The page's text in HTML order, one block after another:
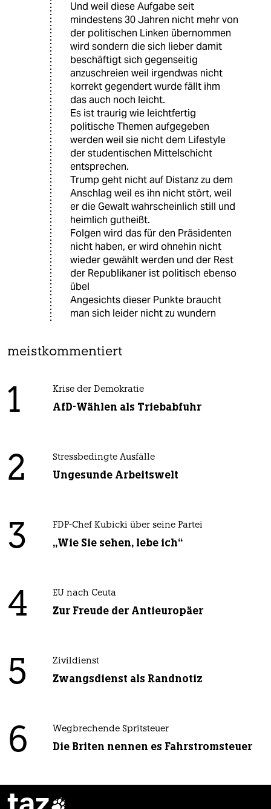
Und weil diese Aufgabe seit
mindestens 30 Jahren nicht mehr von
der politischen Linken übernommen
wird sondern die sich lieber damit
beschäftigt sich gegenseitig
anzuschreien weil irgendwas nicht
korrekt gegendert wurde fällt ihm
das auch noch leicht.
Es ist traurig wie leichtfertig
politische Themen aufgegeben
werden weil sie nicht dem Lifestyle
der studentischen Mittelschicht
entsprechen.
Trump geht nicht auf Distanz zu dem
Anschlag weil es ihn nicht stört, weil
er die Gewalt wahrscheinlich still und
heimlich gutheißt.
Folgen wird das für den Präsidenten
nicht haben, er wird ohnehin nicht
wieder gewählt werden und der Rest
der Republikaner ist politisch ebenso
übel
Angesichts dieser Punkte braucht
man sich leider nicht zu wundern
meistkommentiert
1 Krise der Demokratie
AfD-Wählen als Triebabfuhr
2 Stressbedingte Ausfälle
Ungesunde Arbeitswelt
3 FDP-Chef Kubicki über seine Partei
„Wie Sie sehen, lebe ich“
4 EU nach Ceuta
Zur Freude der Antieuropäer
5 Zivildienst
Zwangsdienst als Randnotiz
6 Wegbrechende Spritsteuer
Die Briten nennen es Fahrstromsteuer